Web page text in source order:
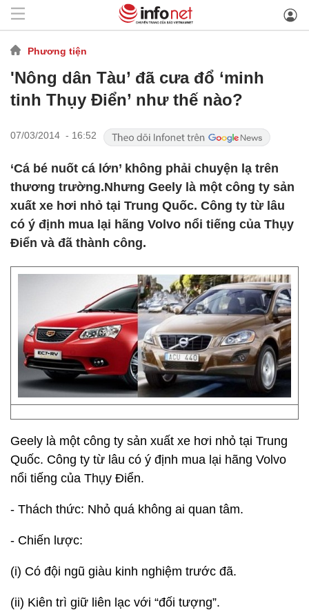
Phương tiện
'Nông dân Tàu’ đã cưa đổ ‘minh
tinh Thụy Điển’ như thế nào?
07/03/2014 - 16:52
‘Cá bé nuốt cá lớn’ không phải chuyện lạ trên
thương trường.Nhưng Geely là một công ty sản
xuất xe hơi nhỏ tại Trung Quốc. Công ty từ lâu
có ý định mua lại hãng Volvo nổi tiếng của Thụy
Điển và đã thành công.
Geely là một công ty sản xuất xe hơi nhỏ tại Trung
Quốc. Công ty từ lâu có ý định mua lại hãng Volvo
nổi tiếng của Thụy Điển.
- Thách thức: Nhỏ quá không ai quan tâm.
- Chiến lược:
(i) Có đội ngũ giàu kinh nghiệm trước đã.
(ii) Kiên trì giữ liên lạc với “đối tượng”.